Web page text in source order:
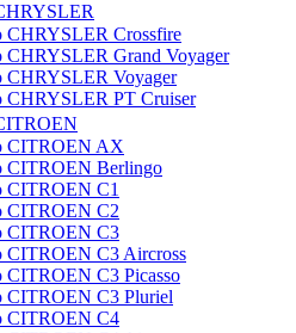
CHRYSLER Crossfire
CHRYSLER Grand Voyager
CHRYSLER Voyager
CHRYSLER PT Cruiser
CITROEN AX
CITROEN Berlingo
CITROEN C1
CITROEN C2
CITROEN C3
CITROEN C3 Aircross
CITROEN C3 Picasso
CITROEN C3 Pluriel
CITROEN C4